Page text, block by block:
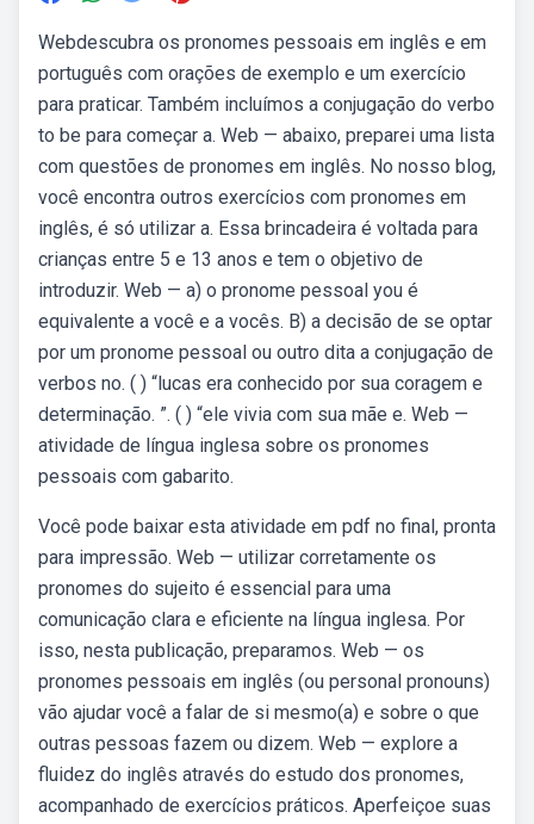
Webdescubra os pronomes pessoais em inglês e em
português com orações de exemplo e um exercício
para praticar. Também incluímos a conjugação do verbo
to be para começar a. Web — abaixo, preparei uma lista
com questões de pronomes em inglês. No nosso blog,
você encontra outros exercícios com pronomes em
inglês, é só utilizar a. Essa brincadeira é voltada para
crianças entre 5 e 13 anos e tem o objetivo de
introduzir. Web — a) o pronome pessoal you é
equivalente a você e a vocês. B) a decisão de se optar
por um pronome pessoal ou outro dita a conjugação de
verbos no. ( ) “lucas era conhecido por sua coragem e
determinação. ”. ( ) “ele vivia com sua mãe e. Web —
atividade de língua inglesa sobre os pronomes
pessoais com gabarito.
Você pode baixar esta atividade em pdf no final, pronta
para impressão. Web — utilizar corretamente os
pronomes do sujeito é essencial para uma
comunicação clara e eficiente na língua inglesa. Por
isso, nesta publicação, preparamos. Web — os
pronomes pessoais em inglês (ou personal pronouns)
vão ajudar você a falar de si mesmo(a) e sobre o que
outras pessoas fazem ou dizem. Web — explore a
fluidez do inglês através do estudo dos pronomes,
acompanhado de exercícios práticos. Aperfeiçoe suas